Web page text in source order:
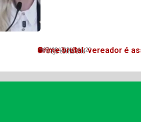
Veja também!
07/08/2026 15:20
Crime brutal: vereador é